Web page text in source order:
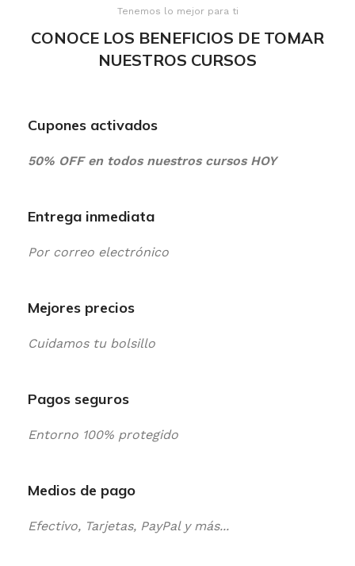
Tenemos lo mejor para ti
CONOCE LOS BENEFICIOS DE TOMAR
NUESTROS CURSOS
Cupones activados
50% OFF en todos nuestros cursos HOY
Entrega inmediata
Por correo electrónico
Mejores precios
Cuidamos tu bolsillo
Pagos seguros
Entorno 100% protegido
Medios de pago
Efectivo, Tarjetas, PayPal y más...